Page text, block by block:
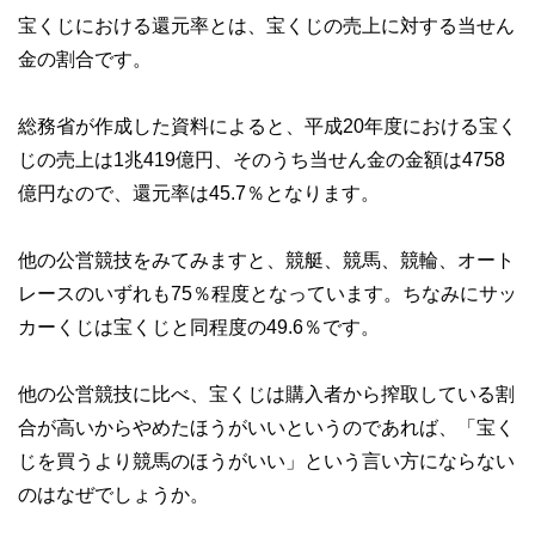
宝くじにおける還元率とは、宝くじの売上に対する当せん
金の割合です。
総務省が作成した資料によると、平成20年度における宝く
じの売上は1兆419億円、そのうち当せん金の金額は4758
億円なので、還元率は45.7％となります。
他の公営競技をみてみますと、競艇、競馬、競輪、オート
レースのいずれも75％程度となっています。ちなみにサッ
カーくじは宝くじと同程度の49.6％です。
他の公営競技に比べ、宝くじは購入者から搾取している割
合が高いからやめたほうがいいというのであれば、「宝く
じを買うより競馬のほうがいい」という言い方にならない
のはなぜでしょうか。